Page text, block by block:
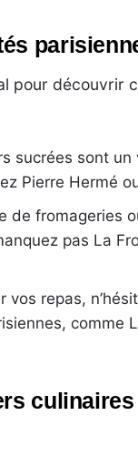
pour découvrir
sucrées sont
Pierre Hermé
de fromageries
pas La
repas,
comme